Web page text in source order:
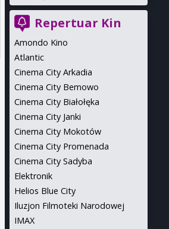
Repertuar Kin
Amondo Kino
Atlantic
Cinema City Arkadia
Cinema City Bemowo
Cinema City Białołęka
Cinema City Janki
Cinema City Mokotów
Cinema City Promenada
Cinema City Sadyba
Elektronik
Helios Blue City
Iluzjon Filmoteki Narodowej
IMAX